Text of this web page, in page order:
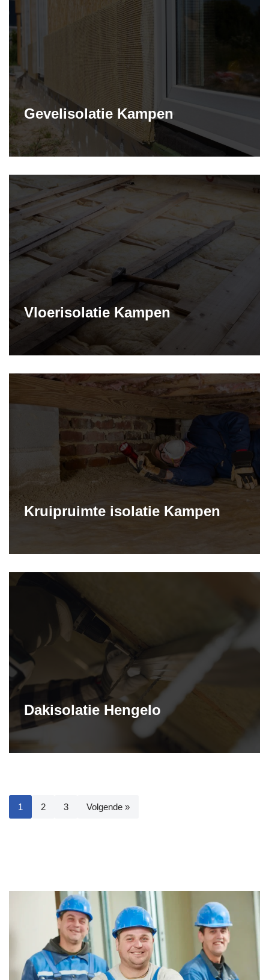
Gevelisolatie Kampen
Vloerisolatie Kampen
Kruipruimte isolatie Kampen
Dakisolatie Hengelo
1 2 3 Volgende »